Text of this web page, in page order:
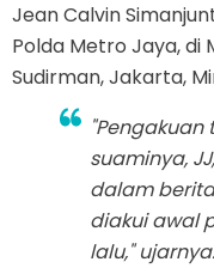
Jean Calvin
Polda Metro Jaya, di
Sudirman, Jakarta,
"Pengakuan
suaminya,
dalam
diakui awal
lalu," ujarnya.